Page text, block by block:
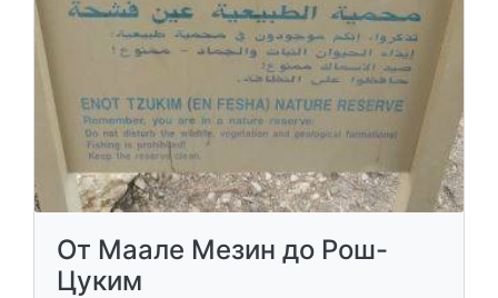
От Маале Мезин до Рош-
Цуким